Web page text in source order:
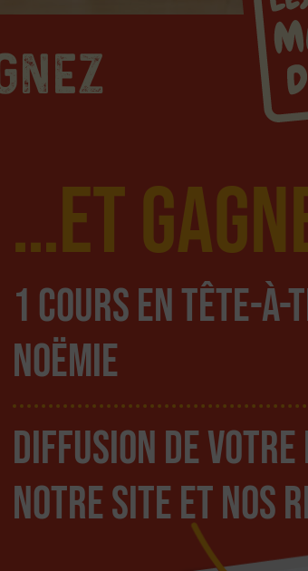
…et
1 cours en tête-à-
Noëmie
diffusion de
notre site et nos